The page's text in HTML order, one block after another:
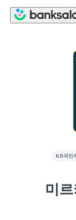
KB국민
미